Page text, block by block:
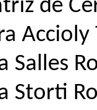
de
Accioly
Salles
Storti